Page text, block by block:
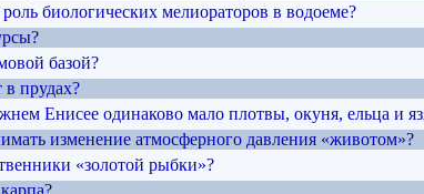
биологических мелиораторов в водоеме?
базой?
прудах?
Енисее одинаково мало плотвы, окуня, ельца и
изменение атмосферного давления «животом»?
«золотой рыбки»?